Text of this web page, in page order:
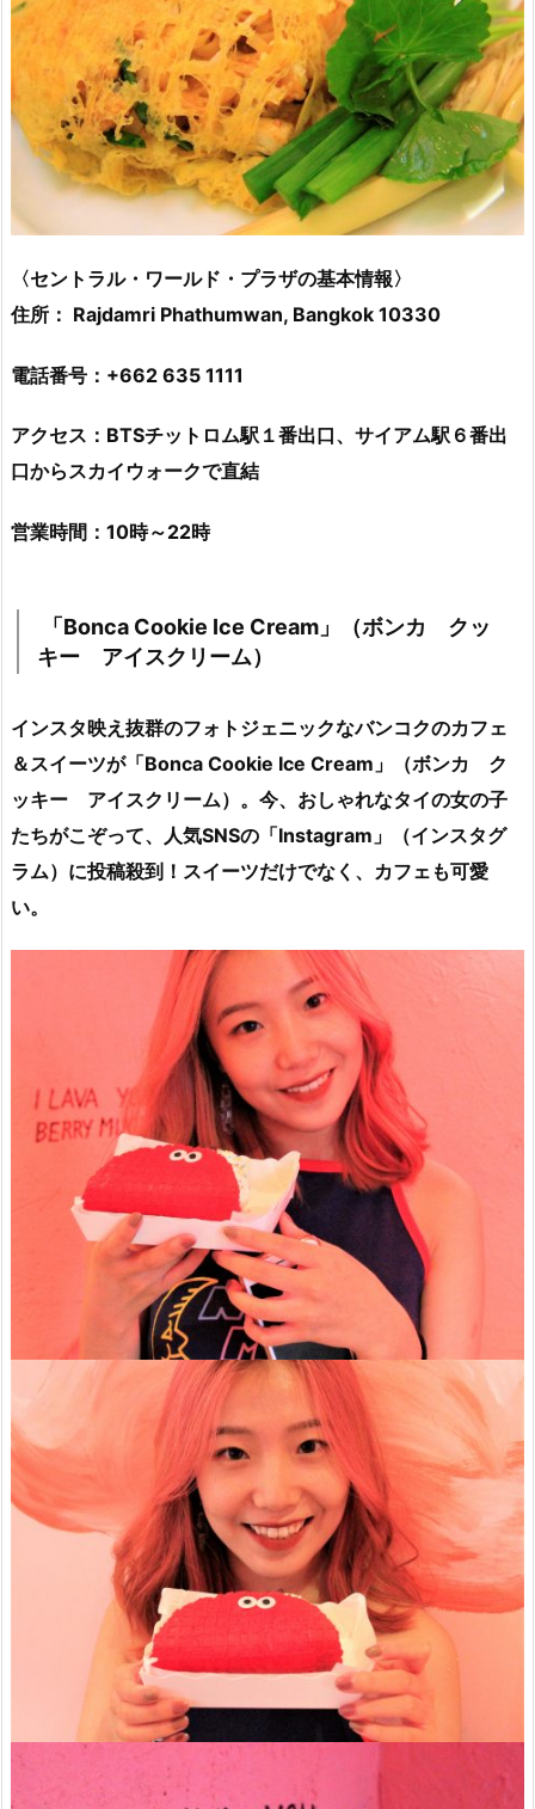
〈セントラル・ワールド・プラザの基本情報〉
住所： Rajdamri Phathumwan, Bangkok 10330
電話番号：+662 635 1111
アクセス：BTSチットロム駅１番出口、サイアム駅６番出
口からスカイウォークで直結
営業時間：10時～22時
「Bonca Cookie Ice Cream」（ボンカ クッ
キー アイスクリーム）
インスタ映え抜群のフォトジェニックなバンコクのカフェ
＆スイーツが「Bonca Cookie Ice Cream」（ボンカ ク
ッキー アイスクリーム）。今、おしゃれなタイの女の子
たちがこぞって、人気SNSの「Instagram」（インスタグ
ラム）に投稿殺到！スイーツだけでなく、カフェも可愛
い。